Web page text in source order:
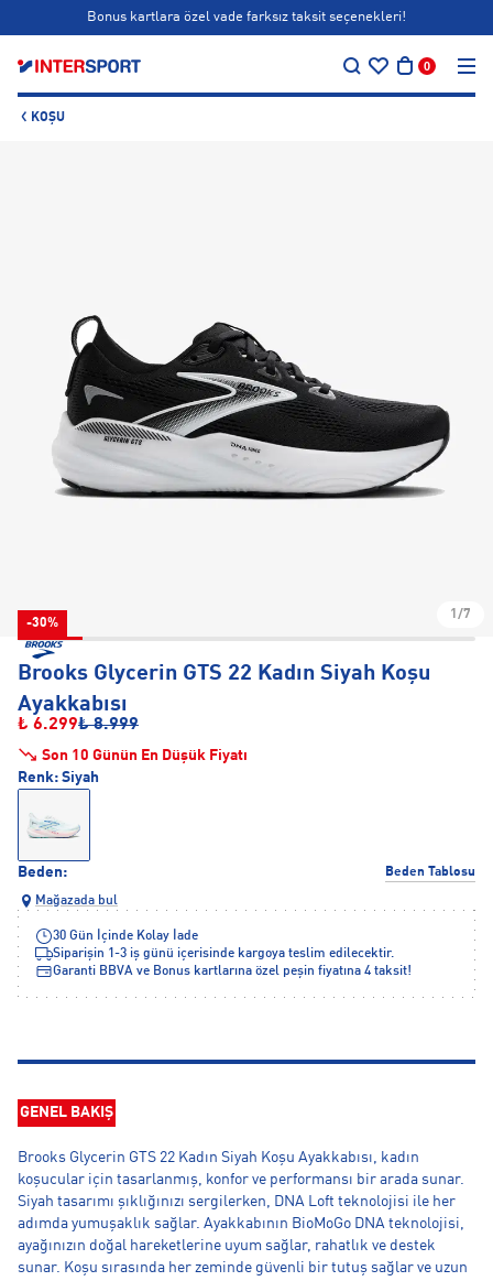
Bonus kartlara özel vade farksız taksit seçenekleri!
0
KOŞU
-30%
1/7
Brooks Glycerin GTS 22 Kadın Siyah Koşu
Ayakkabısı
₺ 6.299₺ 8.999
Son 10 Günün En Düşük Fiyatı
Beden: Beden Tablosu
Renk: Siyah
Mağazada bul
30 Gün İçinde Kolay İade
Siparişin 1-3 iş günü içerisinde kargoya teslim edilecektir.
Garanti BBVA ve Bonus kartlarına özel peşin fiyatına 4 taksit!
GENEL BAKIŞ
Brooks Glycerin GTS 22 Kadın Siyah Koşu Ayakkabısı, kadın
koşucular için tasarlanmış, konfor ve performansı bir arada sunar.
Siyah tasarımı şıklığınızı sergilerken, DNA Loft teknolojisi ile her
adımda yumuşaklık sağlar. Ayakkabının BioMoGo DNA teknolojisi,
ayağınızın doğal hareketlerine uyum sağlar, rahatlık ve destek
sunar. Koşu sırasında her zeminde güvenli bir tutuş sağlar ve uzun